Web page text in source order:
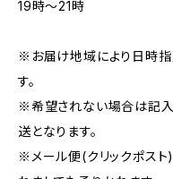
19時〜21時
※お届け地域により日時指
す。
※希望されない場合は記入
送となります。
※メール便(クリックポス